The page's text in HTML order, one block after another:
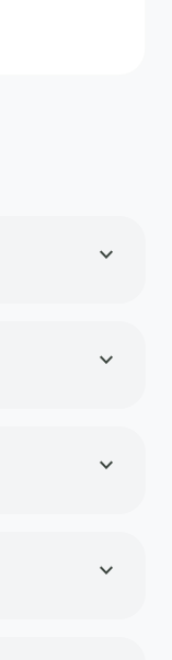
expand_more
expand_more
expand_more
expand_more